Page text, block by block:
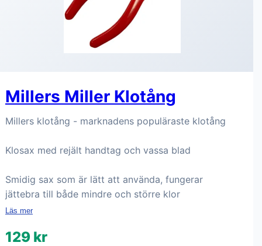
Millers Miller Klotång
Millers klotång - marknadens populäraste klotång
Klosax med rejält handtag och vassa blad
Smidig sax som är lätt att använda, fungerar
jättebra till både mindre och större klor
Läs mer
129 kr